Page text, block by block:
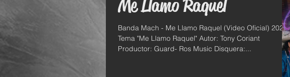
Me Llamo Raquel
Banda Mach - Me Llamo Raquel (Video Oficial) 2021.
Tema "Me Llamo Raquel" Autor: Tony Coriant
Productor: Guard- Ros Music Disquera:...